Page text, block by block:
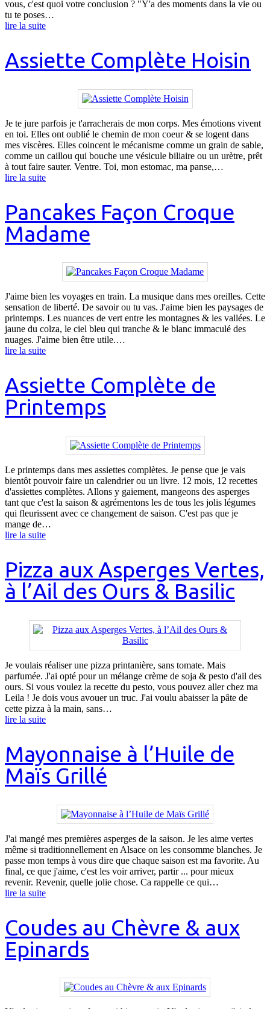
vous, c'est quoi votre conclusion ? "Y'a des moments dans la vie ou
tu te poses…
lire la suite
Assiette Complète Hoisin
Je te jure parfois je t'arracherais de mon corps. Mes émotions vivent
en toi. Elles ont oublié le chemin de mon coeur & se logent dans
mes viscères. Elles coincent le mécanisme comme un grain de sable,
comme un caillou qui bouche une vésicule biliaire ou un urètre, prêt
à tout faire sauter. Ventre. Toi, mon estomac, ma panse,…
lire la suite
Pancakes Façon Croque
Madame
J'aime bien les voyages en train. La musique dans mes oreilles. Cette
sensation de liberté. De savoir ou tu vas. J'aime bien les paysages de
printemps. Les nuances de vert entre les montagnes & les vallées. Le
jaune du colza, le ciel bleu qui tranche & le blanc immaculé des
nuages. J'aime bien être utile.…
lire la suite
Assiette Complète de
Printemps
Le printemps dans mes assiettes complètes. Je pense que je vais
bientôt pouvoir faire un calendrier ou un livre. 12 mois, 12 recettes
d'assiettes complètes. Allons y gaiement, mangeons des asperges
tant que c'est la saison & agrémentons les de tous les jolis légumes
qui fleurissent avec ce changement de saison. C'est pas que je
mange de…
lire la suite
Pizza aux Asperges Vertes,
à l’Ail des Ours & Basilic
Je voulais réaliser une pizza printanière, sans tomate. Mais
parfumée. J'ai opté pour un mélange crème de soja & pesto d'ail des
ours. Si vous voulez la recette du pesto, vous pouvez aller chez ma
Leila ! Je dois vous avouer un truc. J'ai voulu abaisser la pâte de
cette pizza à la main, sans…
lire la suite
Mayonnaise à l’Huile de
Maïs Grillé
J'ai mangé mes premières asperges de la saison. Je les aime vertes
même si traditionnellement en Alsace on les consomme blanches. Je
passe mon temps à vous dire que chaque saison est ma favorite. Au
final, ce que j'aime, c'est les voir arriver, partir ... pour mieux
revenir. Revenir, quelle jolie chose. Ca rappelle ce qui…
lire la suite
Coudes au Chèvre & aux
Epinards